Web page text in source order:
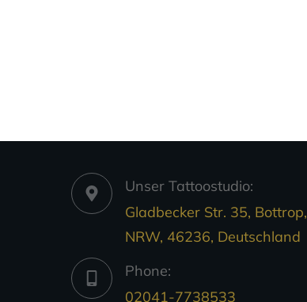
Unser Tattoostudio:
Gladbecker Str. 35, Bottrop,
NRW, 46236, Deutschland
Phone:
02041-7738533